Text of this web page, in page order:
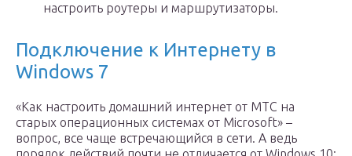
настроить роутеры и маршрутизаторы.
Подключение к Интернету в
Windows 7
«Как настроить домашний интернет от МТС на
старых операционных системах от Microsoft» –
вопрос, все чаще встречающийся в сети. А ведь